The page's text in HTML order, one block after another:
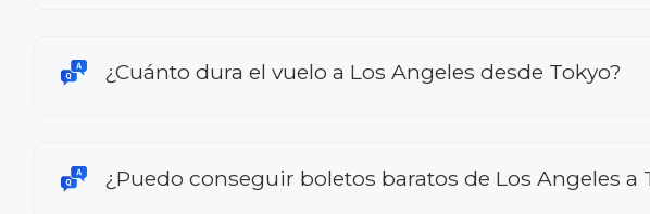
¿Cuánto dura el vuelo a Los Angeles desde Tokyo?
¿Puedo conseguir boletos baratos de Los Angeles a